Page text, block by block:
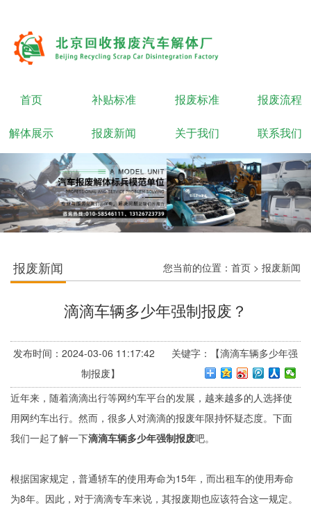
首页 补贴标准 报废标准 报废流程
解体展示 报废新闻 关于我们 联系我们
报废新闻 您当前的位置： 首页 > 报废新闻
滴滴车辆多少年强制报废？
发布时间：2024-03-06 11:17:42 关键字：【滴滴车辆多少年强
制报废】
近年来，随着滴滴出行等网约车平台的发展，越来越多的人选择使
用网约车出行。然而，很多人对滴滴的报废年限持怀疑态度。下面
我们一起了解一下滴滴车辆多少年强制报废吧。
根据国家规定，普通轿车的使用寿命为15年，而出租车的使用寿命
为8年。因此，对于滴滴专车来说，其报废期也应该符合这一规定。